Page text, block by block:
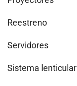
Reestreno
Servidores
Sistema lenticular